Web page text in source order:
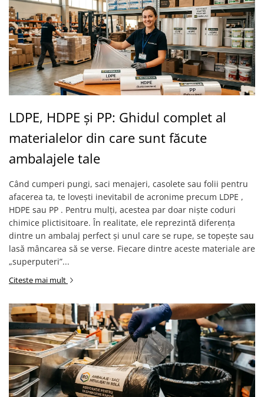
LDPE, HDPE și PP: Ghidul complet al
materialelor din care sunt făcute
ambalajele tale
Când cumperi pungi, saci menajeri, casolete sau folii pentru
afacerea ta, te lovești inevitabil de acronime precum LDPE ,
HDPE sau PP . Pentru mulți, acestea par doar niște coduri
chimice plictisitoare. În realitate, ele reprezintă diferența
dintre un ambalaj perfect și unul care se rupe, se topește sau
lasă mâncarea să se verse. Fiecare dintre aceste materiale are
„superputeri”...
Citeste mai mult